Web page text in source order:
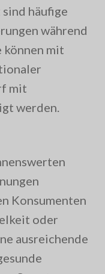
häufige
während
können mit
mit
werden.
Konsumenten
oder
ausreichende